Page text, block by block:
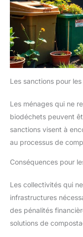
Les sanctions pour
Les ménages qui ne
biodéchets peuvent
sanctions visent à
au processus de
Conséquences pour
Les collectivités qui
infrastructures
des pénalités
solutions de